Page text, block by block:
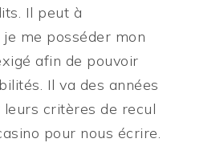
Il peut à
me posséder mon
afin de pouvoir
Il va des années
critères de recul
pour nous écrire.